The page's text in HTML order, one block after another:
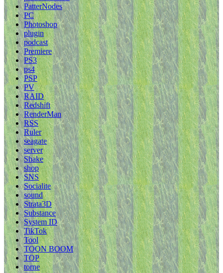
PatterNodes
PC
Photoshop
plugin
podcast
Premiere
PS3
ps4
PSP
PV
RAID
Redshift
RenderMan
RSS
Ruler
seagate
server
Shake
shop
SNS
Socialite
sound
Strata3D
Substance
System ID
TikTok
Tool
TOON BOOM
TOP
torne